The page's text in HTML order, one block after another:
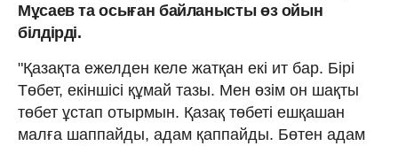
Мұсаев та осыған байланысты өз ойын
білдірді.
"Қазақта ежелден келе жатқан екі ит бар. Бірі
Төбет, екіншісі құмай тазы. Мен өзім он шақты
төбет ұстап отырмын. Қазақ төбеті ешқашан
малға шаппайды, адам қаппайды. Бөтен адам